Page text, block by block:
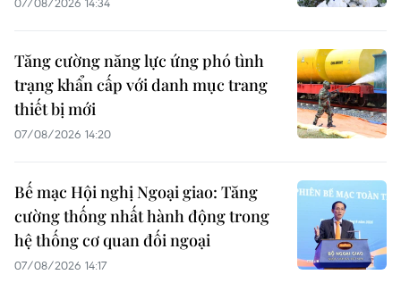
Tăng cường năng lực ứng phó tình
trạng khẩn cấp với danh mục trang
thiết bị mới
07/08/2026 14:20
Bế mạc Hội nghị Ngoại giao: Tăng
cường thống nhất hành động trong
hệ thống cơ quan đối ngoại
07/08/2026 14:17